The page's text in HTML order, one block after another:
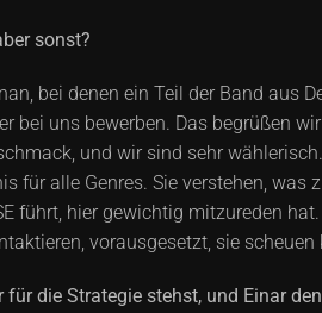
sonst?
bei denen ein Teil der Band aus
uns bewerben. Das begrüßen
und wir sind sehr
alle Genres. Sie verstehen, was
führt, hier gewichtig mitzureden
vorausgesetzt, sie scheuen
die Strategie stehst, und Einar